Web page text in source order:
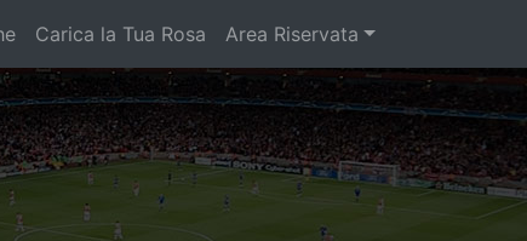
Carica la Tua Rosa Area Riservata